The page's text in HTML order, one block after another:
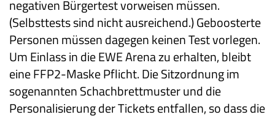
negativen Bürgertest vorweisen müssen.
(Selbsttests sind nicht ausreichend.) Geboosterte
Personen müssen dagegen keinen Test vorlegen.
Um Einlass in die EWE Arena zu erhalten, bleibt
eine FFP2-Maske Pflicht. Die Sitzordnung im
sogenannten Schachbrettmuster und die
Personalisierung der Tickets entfallen, so dass die